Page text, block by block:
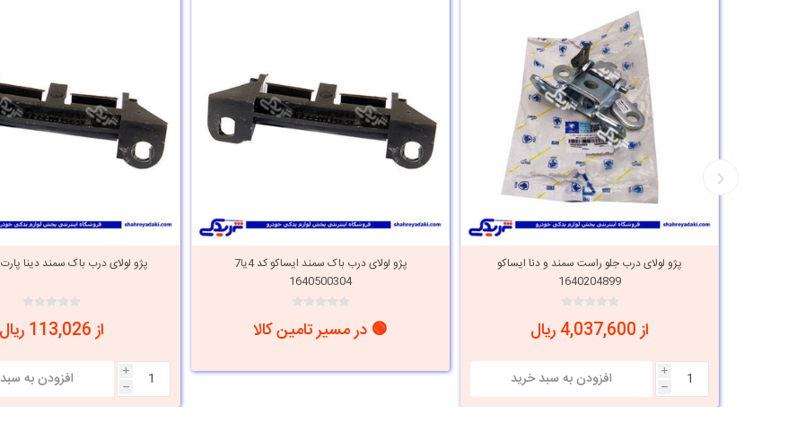
پژو لولای درب جلو راست سمند و دنا ایساکو
1640204899
از 4,037,600 ریال
i
h
پژو لولای درب باک سمند ایساکو کد 4یا7
1640500304
🟢 در مسیر تامین کالا
پژو لولای درب باک سمند دینا پارت 1405027
از 113,026 ریال
i
h